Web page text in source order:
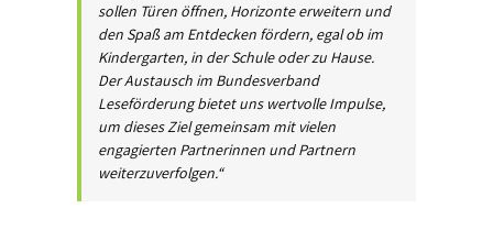
sollen Türen öffnen, Horizonte erweitern und
den Spaß am Entdecken fördern, egal ob im
Kindergarten, in der Schule oder zu Hause.
Der Austausch im Bundesverband
Leseförderung bietet uns wertvolle Impulse,
um dieses Ziel gemeinsam mit vielen
engagierten Partnerinnen und Partnern
weiterzuverfolgen.“